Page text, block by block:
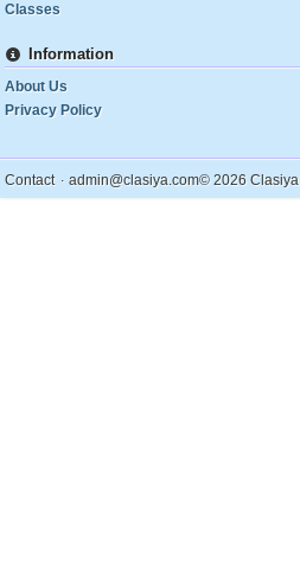
Classes
Information
About Us
Privacy Policy
Contact . admin@clasiya.com© 2026 Clasiya